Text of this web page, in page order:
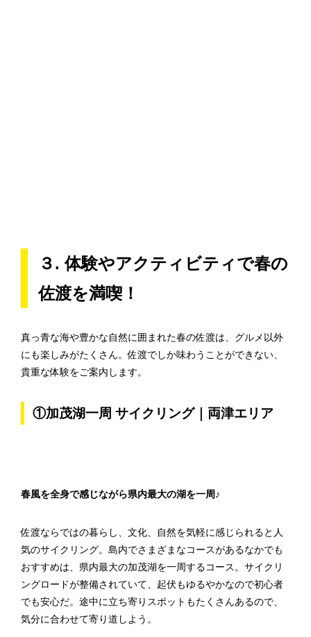
３. 体験やアクティビティで春の
佐渡を満喫！
真っ青な海や豊かな自然に囲まれた春の佐渡は、グルメ以外
にも楽しみがたくさん。佐渡でしか味わうことができない、
貴重な体験をご案内します。
①加茂湖一周 サイクリング｜両津エリア
春風を全身で感じながら県内最大の湖を一周♪
佐渡ならではの暮らし、文化、自然を気軽に感じられると人
気のサイクリング。島内でさまざまなコースがあるなかでも
おすすめは、県内最大の加茂湖を一周するコース。サイクリ
ングロードが整備されていて、起伏もゆるやかなので初心者
でも安心だ。途中に立ち寄りスポットもたくさんあるので、
気分に合わせて寄り道しよう。